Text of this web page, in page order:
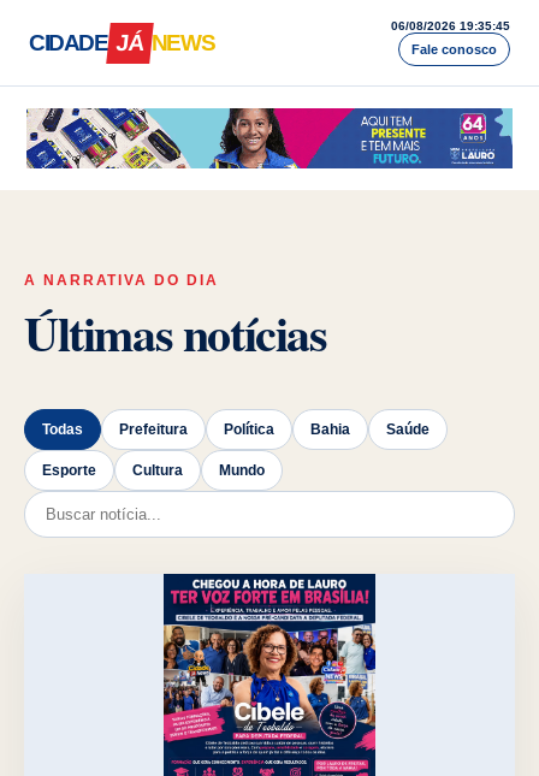
CIDADE JÁ NEWS
06/08/2026 19:35:47
Fale conosco
A NARRATIVA DO DIA
Últimas notícias
Todas Prefeitura Política Bahia Saúde
Esporte Cultura Mundo
Pesquisar